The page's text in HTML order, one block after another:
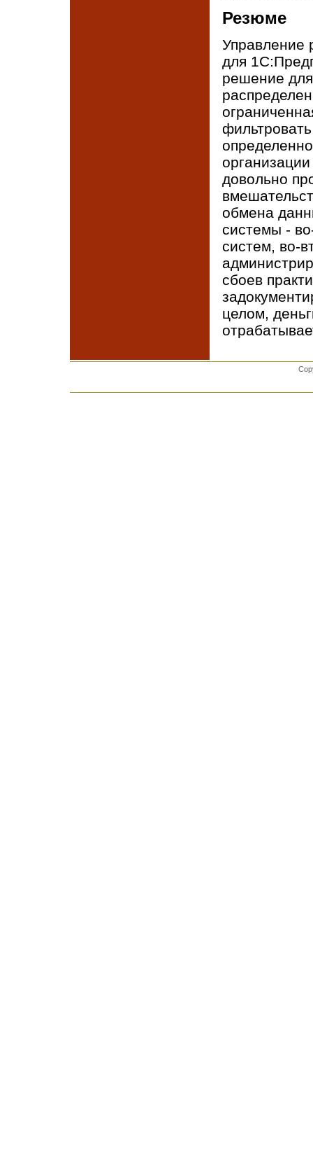
Резюме
Управление
для
решение
довольно
обмена
системы -
систем, во-
сбоев
целом,